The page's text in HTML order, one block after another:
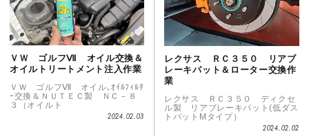
ＶＷ ゴルフⅦ オイル交換＆
オイルトリートメント注入作業
ＶＷ ゴルフⅦ オイル､ｵｲﾙﾌｨﾙﾀ
ｰ交換＆ＮＵＴＥＣ製 ＮＣ－８
３（オイルト
2024.02.03
レクサス ＲＣ３５０ リアブ
レーキパット＆ローター交換作
業
レクサス ＲＣ３５０ ディクセ
ル製 リアブレーキパット(低ダス
トパットMタイプ）
2024.02.02